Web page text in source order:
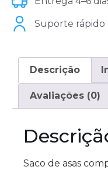
Suporte rápido
Descrição
Avaliações (0)
Saco de asas